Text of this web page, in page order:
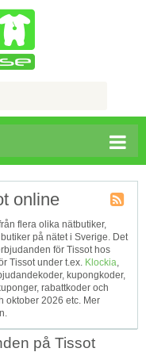
Tagg
online
flera olika nätbutiker,
på nätet i Sverige. Det
för Tissot hos
Tissot under t.ex. Klockia,
kupongkoder,
rabattkoder och
oktober 2026 etc. Mer
på Tissot